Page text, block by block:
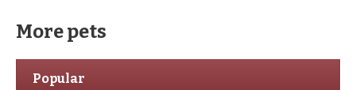
More pets
Popular